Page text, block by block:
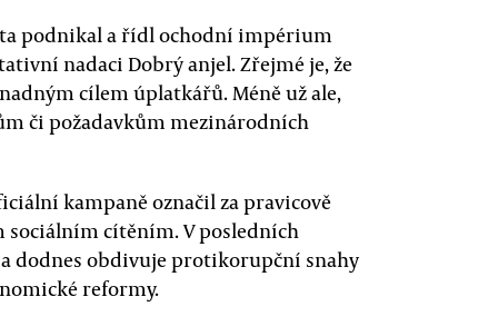
podnikal a řídl ochodní impérium
nadaci Dobrý anjel. Zřejmé je, že
cílem úplatkářů. Méně už ale,
či požadavkům mezinárodních
kampaně označil za pravicově
sociálním cítěním. V posledních
a dodnes obdivuje protikorupční snahy
reformy.